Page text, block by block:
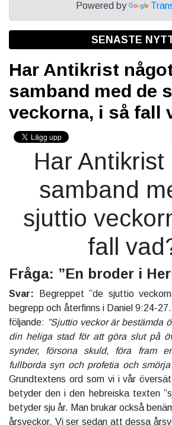
Powered by
SENASTE
Har Antikrist
samband med de
veckorna, i så fall
Har Antikrist
samband
sjuttio
fall
Fråga: ”En broder i
Svar:
Begreppet ”de sjuttio
begrepp och återfinns i Daniel 9:24-
följande: ”Sjuttio veckor är bestämda
din heliga stad för att göra slut på
synder, försona skuld, föra fram
fullborda syn och profetia och
Grundtextens ord som vi i vår
betyder den i den hebreiska texten
betyder sju år. Man brukar också
årsveckor. Vi ser sedan att dessa